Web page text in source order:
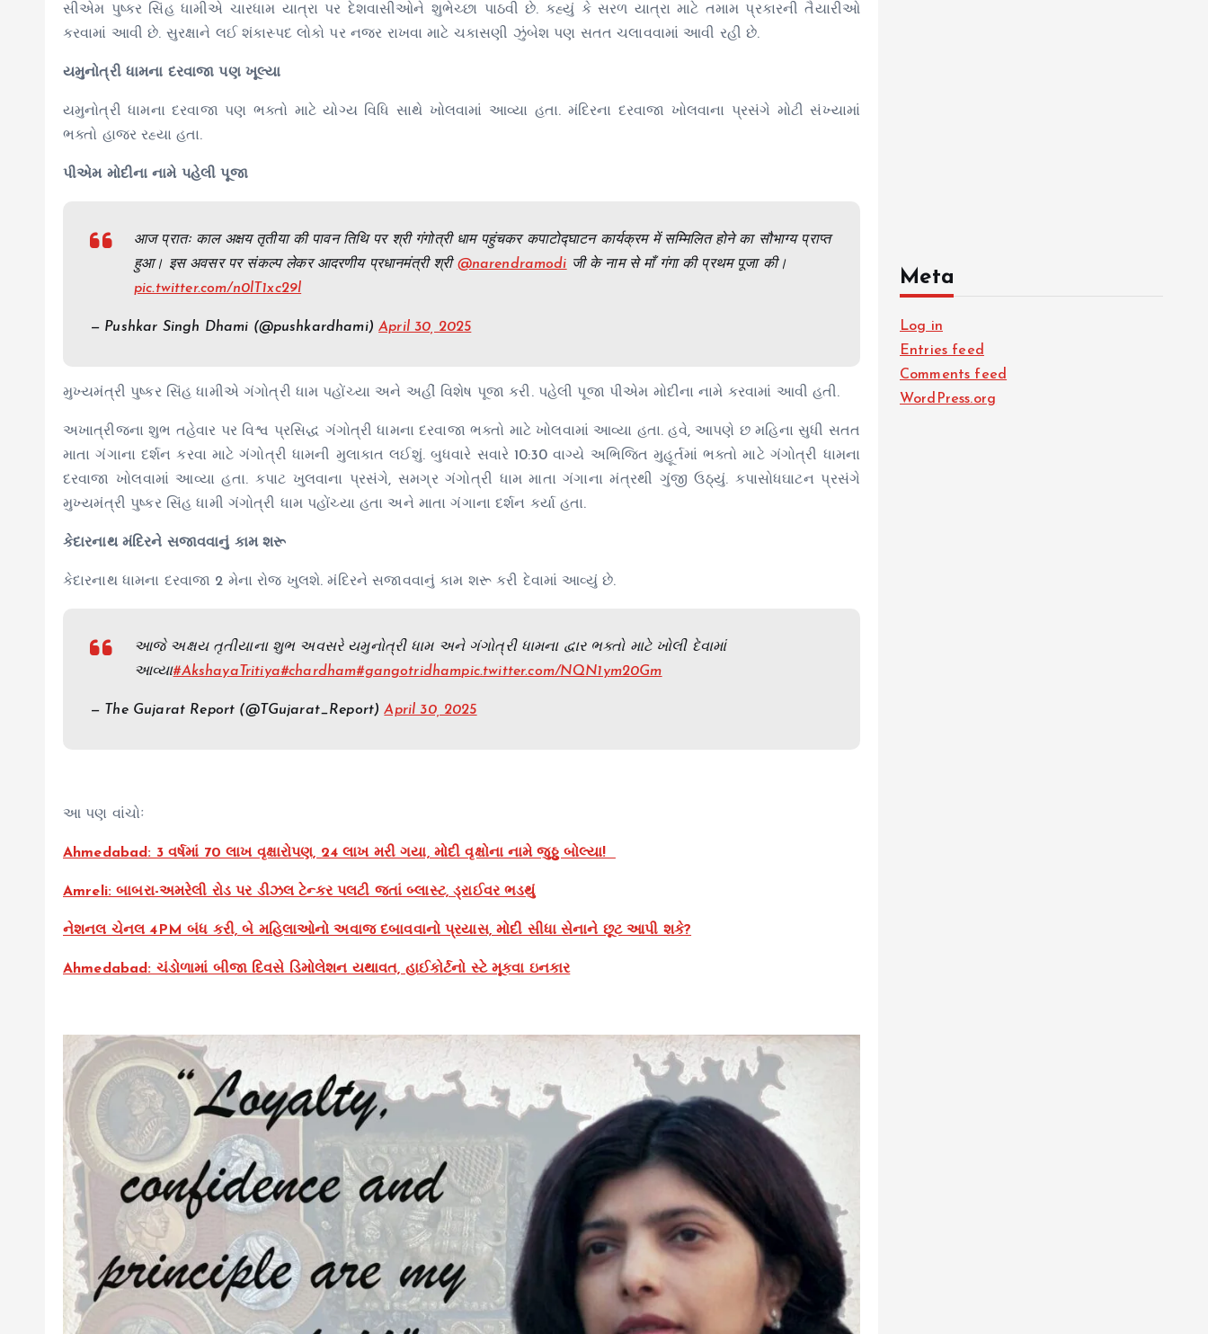
સીએમ પુષ્કર સિંહ ધામીએ ચારધામ યાત્રા પર દેશવાસીઓને શુભેચ્છા પાઠવી છે. કહ્યું કે સરળ યાત્રા માટે તમામ પ્રકારની તૈયારીઓ
કરવામાં આવી છે. સુરક્ષાને લઈ શંકાસ્પદ લોકો પર નજર રાખવા માટે ચકાસણી ઝુંબેશ પણ સતત ચલાવવામાં આવી રહી છે.
યમુનોત્રી ધામના દરવાજા પણ ખૂલ્યા
યમુનોત્રી ધામના દરવાજા પણ ભક્તો માટે યોગ્ય વિધિ સાથે ખોલવામાં આવ્યા હતા. મંદિરના દરવાજા ખોલવાના પ્રસંગે મોટી સંખ્યામાં
ભક્તો હાજર રહ્યા હતા.
પીએમ મોદીના નામે પહેલી પૂજા
आज प्रातः काल अक्षय तृतीया की पावन तिथि पर श्री गंगोत्री धाम पहुंचकर कपाटोद्घाटन कार्यक्रम में सम्मिलित होने का सौभाग्य प्राप्त
हुआ। इस अवसर पर संकल्प लेकर आदरणीय प्रधानमंत्री श्री@narendramodi जी के नाम से माँ गंगा की प्रथम पूजा की।
pic.twitter.com/n0lT1xc29l
— Pushkar Singh Dhami (@pushkardhami)April 30, 2025
મુખ્યમંત્રી પુષ્કર સિંહ ધામીએ ગંગોત્રી ધામ પહોંચ્યા અને અહીં વિશેષ પૂજા કરી. પહેલી પૂજા પીએમ મોદીના નામે કરવામાં આવી હતી.
અખાત્રીજના શુભ તહેવાર પર વિશ્વ પ્રસિદ્ધ ગંગોત્રી ધામના દરવાજા ભક્તો માટે ખોલવામાં આવ્યા હતા. હવે, આપણે છ મહિના સુધી સતત
માતા ગંગાના દર્શન કરવા માટે ગંગોત્રી ધામની મુલાકાત લઈશું. બુધવારે સવારે 10:30 વાગ્યે અભિજિત મુહૂર્તમાં ભક્તો માટે ગંગોત્રી ધામના
દરવાજા ખોલવામાં આવ્યા હતા. કપાટ ખુલવાના પ્રસંગે, સમગ્ર ગંગોત્રી ધામ માતા ગંગાના મંત્રથી ગુંજી ઉઠ્યું. કપાસોધઘાટન પ્રસંગે
મુખ્યમંત્રી પુષ્કર સિંહ ધામી ગંગોત્રી ધામ પહોંચ્યા હતા અને માતા ગંગાના દર્શન કર્યા હતા.
કેદારનાથ મંદિરને સજાવવાનું કામ શરૂ
કેદારનાથ ધામના દરવાજા 2 મેના રોજ ખુલશે. મંદિરને સજાવવાનું કામ શરૂ કરી દેવામાં આવ્યું છે.
આજે અક્ષય તૃતીયાના શુભ અવસરે યમુનોત્રી ધામ અને ગંગોત્રી ધામના દ્વાર ભક્તો માટે ખોલી દેવામાં
આવ્યા#AkshayaTritiya#chardham#gangotridhampic.twitter.com/NQN1ym20Gm
— The Gujarat Report (@TGujarat_Report)April 30, 2025
આ પણ વાંચોઃ
Ahmedabad: 3 વર્ષમાં 70 લાખ વૃક્ષારોપણ, 24 લાખ મરી ગયા, મોદી વૃક્ષોના નામે જુઠ્ઠુ બોલ્યા!
Amreli: બાબરા-અમરેલી રોડ પર ડીઝલ ટેન્કર પલટી જતાં બ્લાસ્ટ, ડ્રાઈવર ભડથું
નેશનલ ચેનલ 4PM બંધ કરી, બે મહિલાઓનો અવાજ દબાવવાનો પ્રયાસ, મોદી સીધા સેનાને છૂટ આપી શકે?
Ahmedabad: ચંડોળામાં બીજા દિવસે ડિમોલેશન યથાવત, હાઈકોર્ટનો સ્ટે મૂકવા ઇનકાર
Meta
Log in
Entries feed
Comments feed
WordPress.org